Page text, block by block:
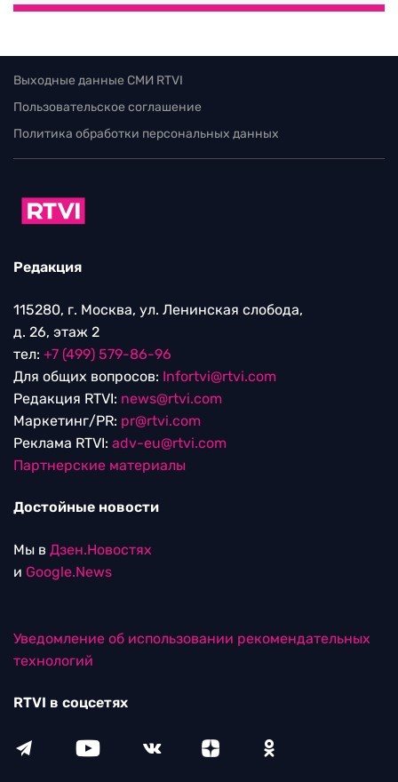
Выходные данные СМИ RTVI
Пользовательское соглашение
Политика обработки персональных данных
Редакция
115280, г. Москва, ул. Ленинская слобода,
д. 26, этаж 2
тел: +7 (499) 579-86-96
Для общих вопросов: Infortvi@rtvi.com
Редакция RTVI: news@rtvi.com
Маркетинг/PR: pr@rtvi.com
Реклама RTVI: adv-eu@rtvi.com
Партнерские материалы
Достойные новости
Мы в Дзен.Новостях
и Google.News
Уведомление об использовании рекомендательных
технологий
RTVI в соцсетях